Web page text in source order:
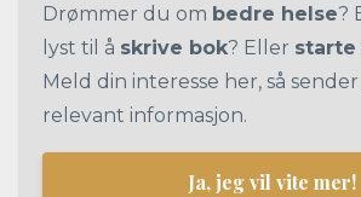
Drømmer du om bedre helse?
lyst til å skrive bok? Eller
Meld din interesse her, så
relevant informasjon.
Ja, jeg vil vite mer!